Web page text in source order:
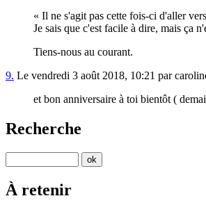
Il ne s'agit pas cette fois-ci d'aller
Je sais que c'est facile à dire, mais ça
Tiens-nous au courant.
9. Le vendredi 3 août 2018, 10:21 par
et bon anniversaire à toi bientôt (
Recherche
À retenir